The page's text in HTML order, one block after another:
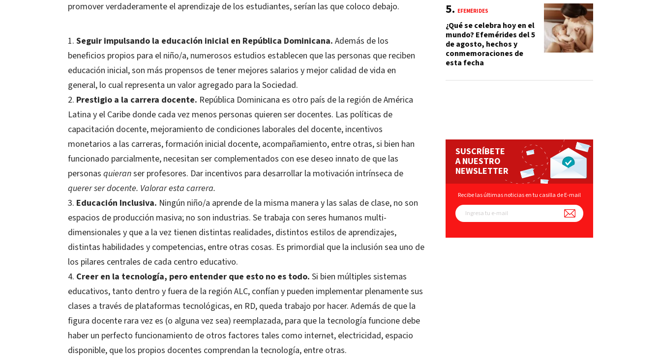
promover verdaderamente el aprendizaje de los estudiantes, serían las que coloco debajo.
Seguir impulsando la educación inicial en República Dominicana. Además de los
beneficios propios para el niño/a, numerosos estudios establecen que las personas que reciben
educación inicial, son más propensos de tener mejores salarios y mejor calidad de vida en
general, lo cual representa un valor agregado para la Sociedad.
Prestigio a la carrera docente. República Dominicana es otro país de la región de América
Latina y el Caribe donde cada vez menos personas quieren ser docentes. Las políticas de
capacitación docente, mejoramiento de condiciones laborales del docente, incentivos
monetarios a las carreras, formación inicial docente, acompañamiento, entre otras, si bien han
funcionado parcialmente, necesitan ser complementados con ese deseo innato de que las
personas quieranser profesores. Dar incentivos para desarrollar la motivación intrínseca de
querer ser docente. Valorar esta carrera.
Educación Inclusiva. Ningún niño/a aprende de la misma manera y las salas de clase, no son
espacios de producción masiva; no son industrias. Se trabaja con seres humanos multi-
dimensionales y que a la vez tienen distintas realidades, distintos estilos de aprendizajes,
distintas habilidades y competencias, entre otras cosas. Es primordial que la inclusión sea uno de
los pilares centrales de cada centro educativo.
Creer en la tecnología, pero entender que esto no es todo. Si bien múltiples sistemas
educativos, tanto dentro y fuera de la región ALC, confían y pueden implementar plenamente sus
clases a través de plataformas tecnológicas, en RD, queda trabajo por hacer. Además de que la
figura docente rara vez es (o alguna vez sea) reemplazada, para que la tecnología funcione debe
haber un perfecto funcionamiento de otros factores tales como internet, electricidad, espacio
disponible, que los propios docentes comprendan la tecnología, entre otras.
EFEMÉRIDES
¿Qué se celebra hoy en el
mundo? Efemérides del 5
de agosto, hechos y
conmemoraciones de
esta fecha
SUSCRÍBETE
A NUESTRO
NEWSLETTER
Recibe las últimas noticias en tu casilla de E-mail